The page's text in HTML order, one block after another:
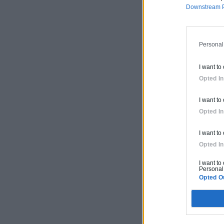
Downstream
I want to
Opted In
I want to
Opted In
I want to
Opted In
I want to
Opted